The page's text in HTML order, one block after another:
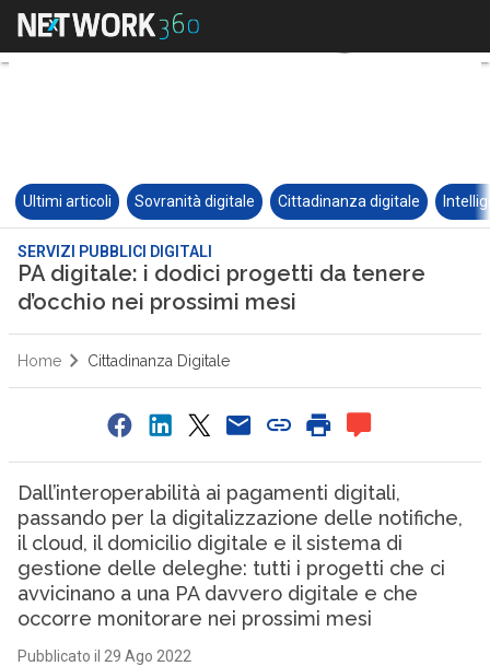
Ultimi articoli Sovranità digitale Cittadinanza digitale
SERVIZI PUBBLICI DIGITALI
PA digitale: i dodici progetti da tenere
d’occhio nei prossimi mesi
Home Cittadinanza Digitale
Dall’interoperabilità ai pagamenti digitali,
passando per la digitalizzazione delle notifiche,
il cloud, il domicilio digitale e il sistema di
gestione delle deleghe: tutti i progetti che ci
avvicinano a una PA davvero digitale e che
occorre monitorare nei prossimi mesi
Pubblicato il 29 Ago 2022